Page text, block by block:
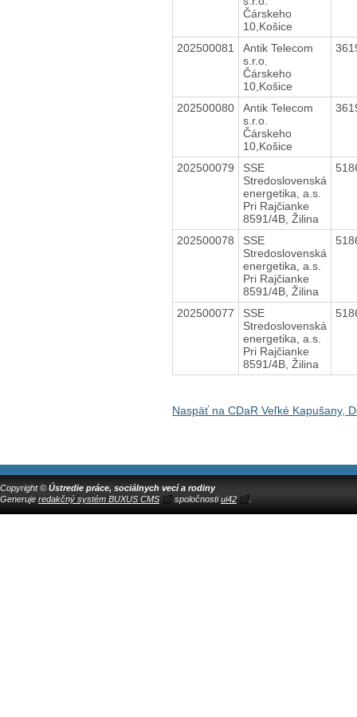
Čárskeho
10,Košice
202500081
Antik Telecom
s.r.o.
Čárskeho
10,Košice
202500080
Antik Telecom
s.r.o.
Čárskeho
10,Košice
202500079
SSE
Stredoslovenská
energetika, a.s.
Pri Rajčianke
8591/4B, Žilina
202500078
SSE
Stredoslovenská
energetika, a.s.
Pri Rajčianke
8591/4B, Žilina
202500077
SSE
Stredoslovenská
energetika, a.s.
Pri Rajčianke
8591/4B, Žilina
Naspäť na CDaR Veľké Kapušany,
Copyright © Ústredie práce, sociálnych vecí a rodiny
Generuje redakčný systém BUXUS CMS spoločnostiui42